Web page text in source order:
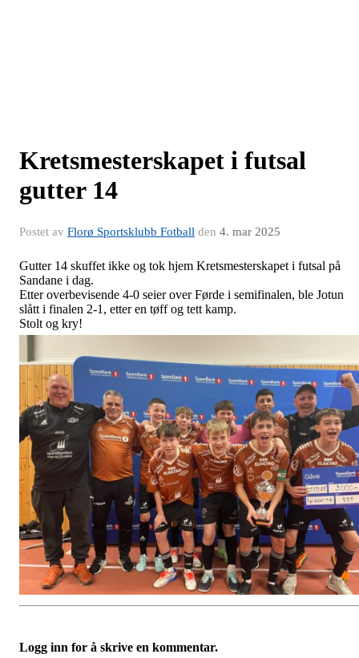
Kretsmesterskapet i futsal
gutter 14
Postet av Florø Sportsklubb Fotball den 4. mar 2025
Gutter 14 skuffet ikke og tok hjem Kretsmesterskapet i futsal på
Sandane i dag.
Etter overbevisende 4-0 seier over Førde i semifinalen, ble Jotun
slått i finalen 2-1, etter en tøff og tett kamp.
Stolt og kry!
Logg inn for å skrive en kommentar.